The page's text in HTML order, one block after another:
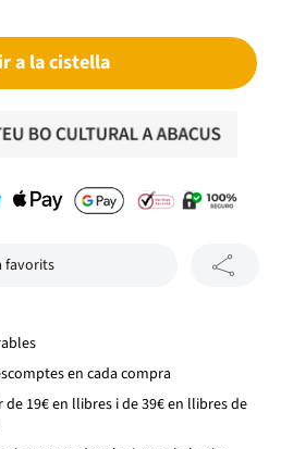
a la cistella
favorits
en cada compra
19€ en llibres i de 39€ en llibres de